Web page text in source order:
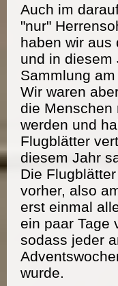
Auch im
"nur"
haben wir aus
und in diesem
Sammlung
Wir waren
die Menschen
werden und
Flugblätter
diesem Jahr
Die
vorher, also
erst einmal
ein paar Tage
sodass jeder
wurde.